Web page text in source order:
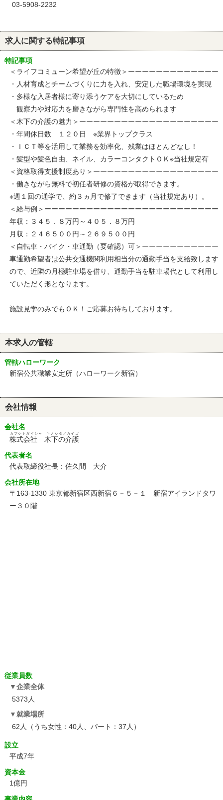
03-5908-2232
求人に関する特記事項
特記事項
＜ライフコミューン希望が丘の特徴＞ーーーーーーーーーーーーー
・人材育成とチームづくりに力を入れ、安定した職場環境を実現
・多様な入居者様に寄り添うケアを大切にしているため
観察力や対応力を磨きながら専門性を高められます
＜木下の介護の魅力＞ーーーーーーーーーーーーーーーーーーーー
・年間休日数 １２０日 ※業界トップクラス
・ＩＣＴ等を活用して業務を効率化、残業はほとんどなし！
・髪型や髪色自由、ネイル、カラーコンタクトＯＫ※当社規定有
＜資格取得支援制度あり＞ーーーーーーーーーーーーーーーーーー
・働きながら無料で初任者研修の資格が取得できます。
※週１回の通学で、約３ヵ月で修了できます（当社規定あり）。
＜給与例＞ーーーーーーーーーーーーーーーーーーーーーーーーー
年収：３４５．８万円～４０５．８万円
月収：２４６５００円～２６９５００円
＜自転車・バイク・車通勤（要確認）可＞ーーーーーーーーーーー
車通勤希望者は公共交通機関利用相当分の通勤手当を支給致します
ので、近隣の月極駐車場を借り、通勤手当を駐車場代として利用し
ていただく形となります。
施設見学のみでもＯＫ！ご応募お待ちしております。
本求人の管轄
管轄ハローワーク
新宿公共職業安定所（ハローワーク新宿）
会社情報
会社名
株式会社 木下の介護
カブシキガイシャ キノシタノカイゴ
代表者名
代表取締役社長：佐久間 大介
会社所在地
〒163-1330 東京都新宿区西新宿６－５－１ 新宿アイランドタワ
ー３０階
従業員数
企業全体
5373人
就業場所
62人（うち女性：40人、パート：37人）
設立
平成7年
資本金
1億円